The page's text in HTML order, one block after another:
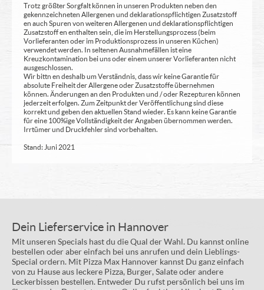
Trotz größter Sorgfalt können in unseren Produkten neben den
gekennzeichneten Allergenen und deklarationspflichtigen Zusatzstoff
en auch Spuren von weiteren Allergenen und deklarationspflichtigen
Zusatzstoff en enthalten sein, die im Herstellungsprozess (beim
Vorlieferanten oder im Produktionsprozess in unseren Küchen)
verwendet werden. In seltenen Ausnahmefällen ist eine
Kreuzkontamination bei uns oder einem unserer Vorlieferanten nicht
ausgeschlossen.
Wir bittn en deshalb um Verständnis, dass wir keine Garantie für
absolute Freiheit der Allergene oder Zusatzstoffe übernehmen
können. Änderungen an den Produkten und / oder Rezepturen können
jederzeit erfolgen. Zum Zeitpunkt der Veröffentlichung sind diese
korrekt und geben den aktuellen Stand wieder. Es kann keine Garantie
für eine 100%ige Vollständigkeit der Angaben übernommen werden.
Irrtümer und Druckfehler sind vorbehalten.
Stand: Juni 2021
Dein Lieferservice in Hannover
Mit unseren Specials hast du die Qual der Wahl. Du kannst online
bestellen oder aber einfach bei uns anrufen und dein Lieblings-
Special ordern. Mit Pizza Max Hannover kannst Du ganz einfach
von zu Hause aus leckere Pizza, Burger, Salate oder andere
Leckerbissen bestellen. Entweder Du rufst persönlich bei uns im